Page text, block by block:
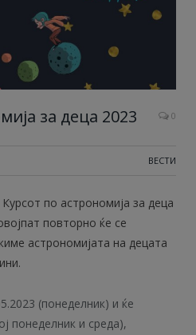
за деца 2023 0
ВЕСТИ
по астрономија за деца
повторно ќе се
астрономијата на децата
(понеделник) и ќе
понеделник и среда),